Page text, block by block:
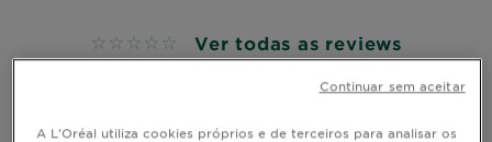
No reviews Ver todas as reviews
A L'Oréal utiliza cookies próprios e de terceiros para analisar os
Continuar sem aceitar